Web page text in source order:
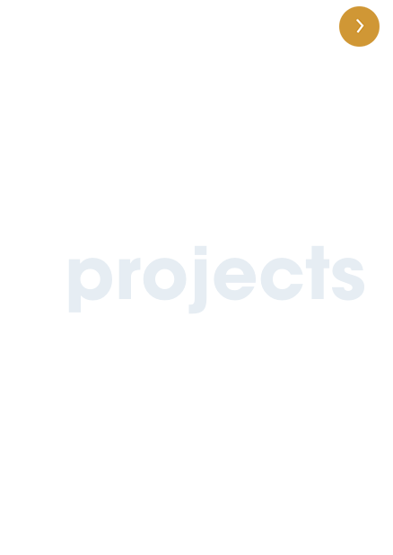
projects